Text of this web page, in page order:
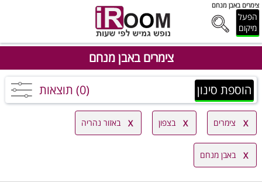
צימרים באבן מנחם
הפעל
מיקום
צימרים באבן מנחם
הוספת סינון (0) תוצאות
צימרים בצפון באזור נהריה
באבן מנחם